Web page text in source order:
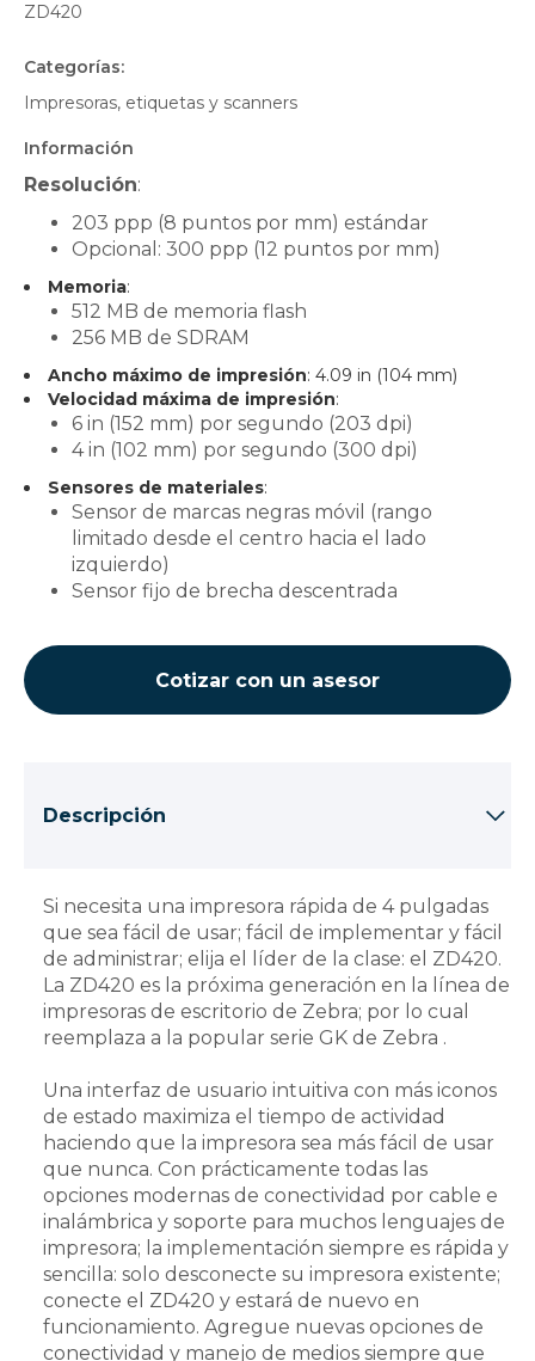
ZD420
Categorías:
Impresoras, etiquetas y scanners
Información
Resolución:
203 ppp (8 puntos por mm) estándar
Opcional: 300 ppp (12 puntos por mm)
Memoria:
512 MB de memoria flash
256 MB de SDRAM
Ancho máximo de impresión: 4.09 in (104 mm)
Velocidad máxima de impresión:
6 in (152 mm) por segundo (203 dpi)
4 in (102 mm) por segundo (300 dpi)
Sensores de materiales:
Sensor de marcas negras móvil (rango
limitado desde el centro hacia el lado
izquierdo)
Sensor fijo de brecha descentrada
Cotizar con un asesor
Descripción
Si necesita una impresora rápida de 4 pulgadas
que sea fácil de usar; fácil de implementar y fácil
de administrar; elija el líder de la clase: el ZD420.
La ZD420 es la próxima generación en la línea de
impresoras de escritorio de Zebra; por lo cual
reemplaza a la popular serie GK de Zebra .
Una interfaz de usuario intuitiva con más iconos
de estado maximiza el tiempo de actividad
haciendo que la impresora sea más fácil de usar
que nunca. Con prácticamente todas las
opciones modernas de conectividad por cable e
inalámbrica y soporte para muchos lenguajes de
impresora; la implementación siempre es rápida y
sencilla: solo desconecte su impresora existente;
conecte el ZD420 y estará de nuevo en
funcionamiento. Agregue nuevas opciones de
conectividad y manejo de medios siempre que